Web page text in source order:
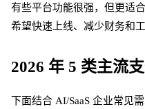
有些平台功能很强，但更适
希望快速上线、减少财务和
2026 年 5 类主流
下面结合 AI/SaaS 企业常见